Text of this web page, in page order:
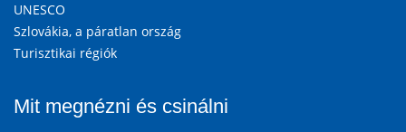
UNESCO
Szlovákia, a páratlan ország
Turisztikai régiók
Mit megnézni és csinálni